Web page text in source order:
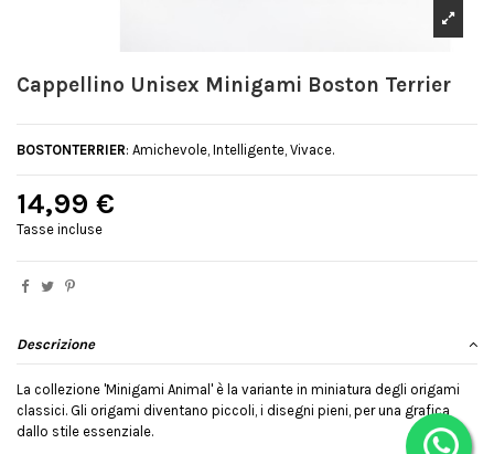
Cappellino Unisex Minigami Boston Terrier
BOSTONTERRIER: Amichevole, Intelligente, Vivace.
14,99 €
Tasse incluse
Descrizione
La collezione 'Minigami Animal' è la variante in miniatura degli origami
classici. Gli origami diventano piccoli, i disegni pieni, per una grafica
dallo stile essenziale.